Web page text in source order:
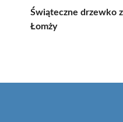
Świąteczne drzewko
Łomży